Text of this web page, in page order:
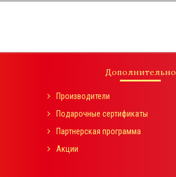
Дополнительно
Производители
Подарочные сертификаты
Партнерская программа
Акции